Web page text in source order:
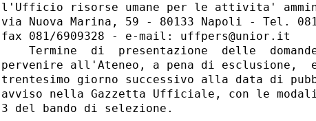
l'Ufficio risorse umane per le attivita'
via Nuova Marina, 59 - 80133 Napoli - Tel.
fax 081/6909328 - e-mail: uffpers@unior.it
Termine  di  presentazione  delle
pervenire all'Ateneo, a pena di
trentesimo giorno successivo alla data di
avviso nella Gazzetta Ufficiale, con le
3 del bando di selezione.